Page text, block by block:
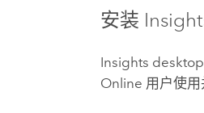
安装
Insights desktop
Online 用户使